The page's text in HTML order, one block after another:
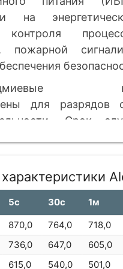
на
контроля
пожарной
для
Срок
5с 30с 1м
870,0 764,0 718,0
736,0 647,0 605,0
615,0 540,0 501,0